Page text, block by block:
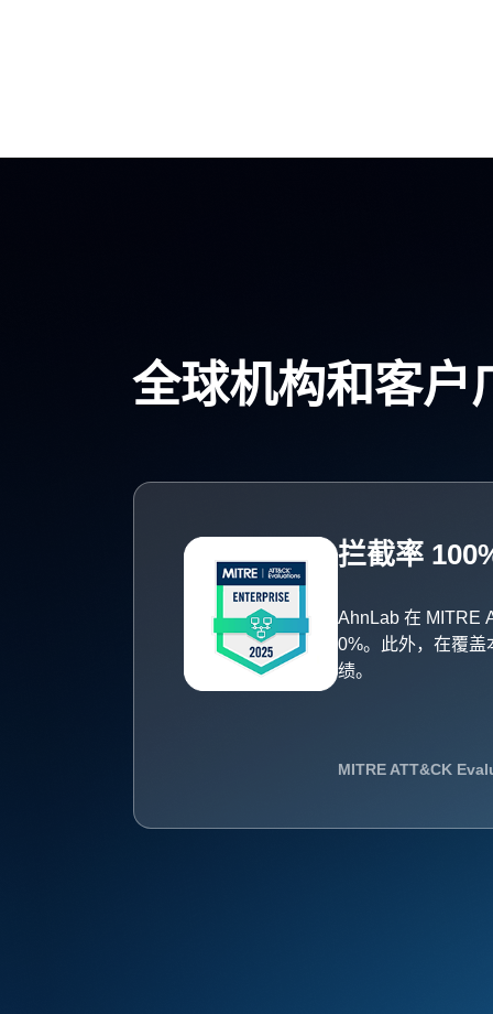
全球机构和客户
拦截率
AhnLab 在 MITRE
0%。此外，在覆盖
绩。
MITRE ATT&CK